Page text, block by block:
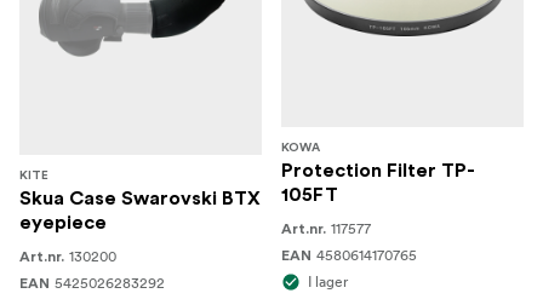
KITE
Skua Case Swarovski BTX
eyepiece
Art.nr. 130200
EAN 5425026283292
KOWA
Protection Filter TP-
105FT
Art.nr. 117577
EAN 4580614170765
I lager